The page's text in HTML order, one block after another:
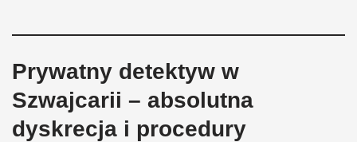
Prywatny detektyw w
Szwajcarii – absolutna
dyskrecja i procedury